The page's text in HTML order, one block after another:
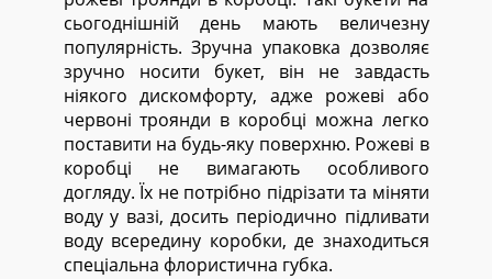
сьогоднішній день мають величезну
популярність. Зручна упаковка дозволяє
зручно носити букет, він не завдасть
ніякого дискомфорту, адже рожеві або
червоні троянди в коробці можна легко
поставити на будь-яку поверхню. Рожеві в
коробці не вимагають особливого
догляду. Їх не потрібно підрізати та міняти
воду у вазі, досить періодично підливати
воду всередину коробки, де знаходиться
спеціальна флористична губка.